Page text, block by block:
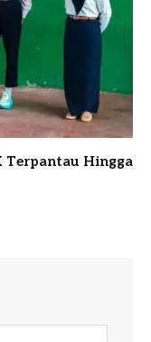
Terpantau Hingga